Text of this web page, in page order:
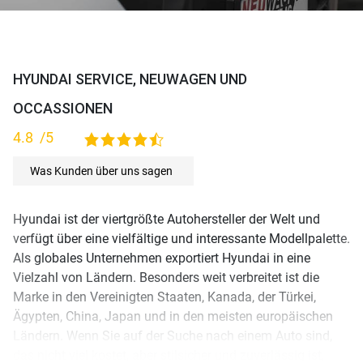
HYUNDAI SERVICE, NEUWAGEN UND
OCCASSIONEN
4.8 /5 4,8 rating based on 115 ratings
Was Kunden über uns sagen
Hyundai ist der viertgrößte Autohersteller der Welt und
verfügt über eine vielfältige und interessante Modellpalette.
Als globales Unternehmen exportiert Hyundai in eine
Vielzahl von Ländern. Besonders weit verbreitet ist die
Marke in den Vereinigten Staaten, Kanada, der Türkei,
Ägypten, China, Japan und in den meisten europäischen
Ländern. Wenn Sie auf der Suche nach einem Auto sind,